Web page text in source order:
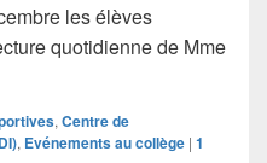
les élèves
quotidienne de Mme
au CDI
, Centre de
, Evénements au collège | 1